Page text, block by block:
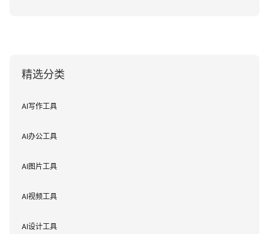
精选分类
AI写作工具
AI办公工具
AI图片工具
AI视频工具
AI设计工具